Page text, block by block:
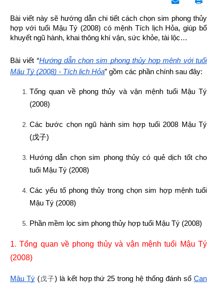
Bài viết này sẽ hướng dẫn chi tiết cách chọn sim phong thủy
hợp với tuổi Mậu Tý (2008) có mệnh Tích lịch Hỏa, giúp bổ
khuyết ngũ hành, khai thông khí vận, sức khỏe, tài lộc…
Bài viết “Hướng dẫn chọn sim phong thủy hợp mệnh với tuổi
Mậu Tý (2008) - Tích lịch Hỏa” gồm các phần chính sau đây:
Tổng quan về phong thủy và vận mệnh tuổi Mậu Tý
(2008)
Các bước chọn ngũ hành sim hợp tuổi 2008 Mậu Tý
(戊子)
Hướng dẫn chọn sim phong thủy có quẻ dịch tốt cho
tuổi Mậu Tý (2008)
Các yếu tố phong thủy trong chọn sim hợp mệnh tuổi
Mậu Tý (2008)
Phần mềm lọc sim phong thủy hợp tuổi Mậu Tý (2008)
1. Tổng quan về phong thủy và vận mệnh tuổi Mậu Tý
(2008)
Mậu Tý ( 戊子) là kết hợp thứ 25 trong hệ thống đánh số Can